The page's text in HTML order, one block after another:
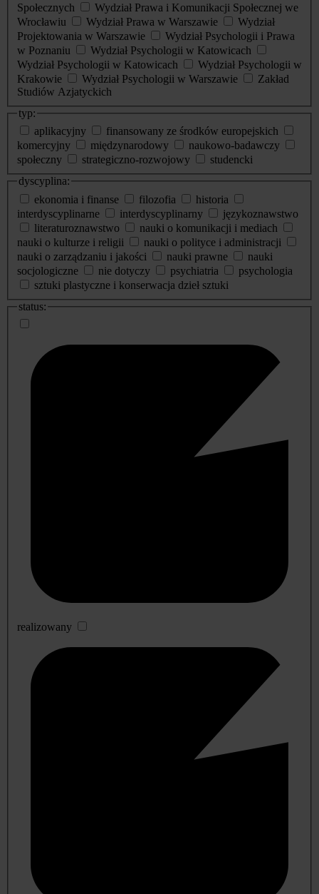
Społecznych
Wydział Prawa i Komunikacji Społecznej we
Wrocławiu
Wydział Prawa w Warszawie
Wydział
Projektowania w Warszawie
Wydział Psychologii i Prawa
w Poznaniu
Wydział Psychologii w Katowicach
Wydział Psychologii w Katowicach
Wydział Psychologii w
Krakowie
Wydział Psychologii w Warszawie
Zakład
Studiów Azjatyckich
typ:
aplikacyjny
finansowany ze środków europejskich
komercyjny
międzynarodowy
naukowo-badawczy
społeczny
strategiczno-rozwojowy
studencki
dyscyplina:
ekonomia i finanse
filozofia
historia
interdyscyplinarne
interdyscyplinarny
językoznawstwo
literaturoznawstwo
nauki o komunikacji i mediach
nauki o kulturze i religii
nauki o polityce i administracji
nauki o zarządzaniu i jakości
nauki prawne
nauki
socjologiczne
nie dotyczy psychiatria
psychologia
sztuki plastyczne i konserwacja dzieł sztuki
status:
realizowany